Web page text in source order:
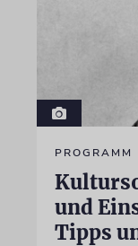
PROGRAMM
und
Tipps